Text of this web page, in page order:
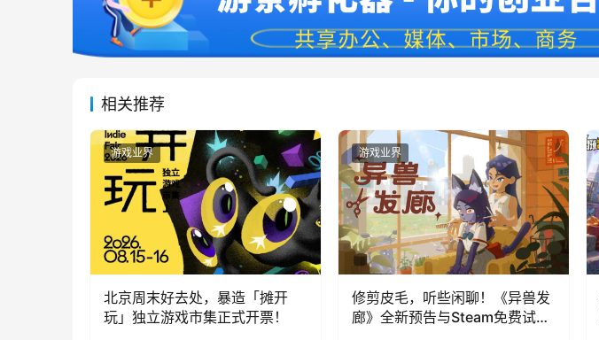
相关推荐
游戏业界
北京周末好去处，暴造「摊开
玩」独立游戏市集正式开票！
游戏业界
修剪皮毛，听些闲聊！《异兽发
廊》全新预告与Steam免费试玩